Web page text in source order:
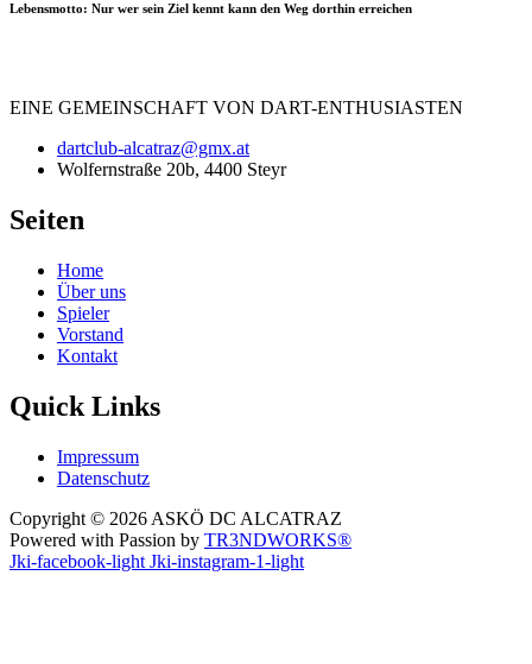
Lebensmotto: Nur wer sein Ziel kennt kann den Weg dorthin erreichen
EINE GEMEINSCHAFT VON DART-ENTHUSIASTEN
dartclub-alcatraz@gmx.at
Wolfernstraße 20b, 4400 Steyr
Seiten
Home
Über uns
Spieler
Vorstand
Kontakt
Quick Links
Impressum
Datenschutz
Copyright © 2026 ASKÖ DC ALCATRAZ
Powered with Passion by TR3NDWORKS®
Jki-facebook-light Jki-instagram-1-light